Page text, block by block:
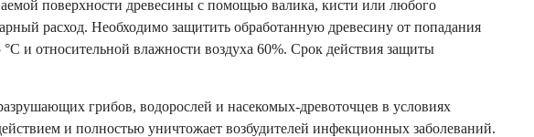
поверхности древесины с помощью валика, кисти или любого
расход. Необходимо защитить обработанную древесину от попадания
и относительной влажности воздуха 60%. Срок действия защиты
грибов, водорослей и насекомых-древоточцев в условиях
и полностью уничтожает возбудителей инфекционных заболеваний.